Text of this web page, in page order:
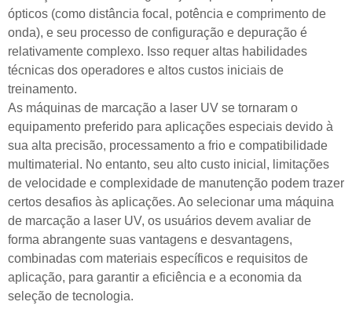
ópticos (como distância focal, potência e comprimento de
onda), e seu processo de configuração e depuração é
relativamente complexo. Isso requer altas habilidades
técnicas dos operadores e altos custos iniciais de
treinamento.
As máquinas de marcação a laser UV se tornaram o
equipamento preferido para aplicações especiais devido à
sua alta precisão, processamento a frio e compatibilidade
multimaterial. No entanto, seu alto custo inicial, limitações
de velocidade e complexidade de manutenção podem trazer
certos desafios às aplicações. Ao selecionar uma máquina
de marcação a laser UV, os usuários devem avaliar de
forma abrangente suas vantagens e desvantagens,
combinadas com materiais específicos e requisitos de
aplicação, para garantir a eficiência e a economia da
seleção de tecnologia.